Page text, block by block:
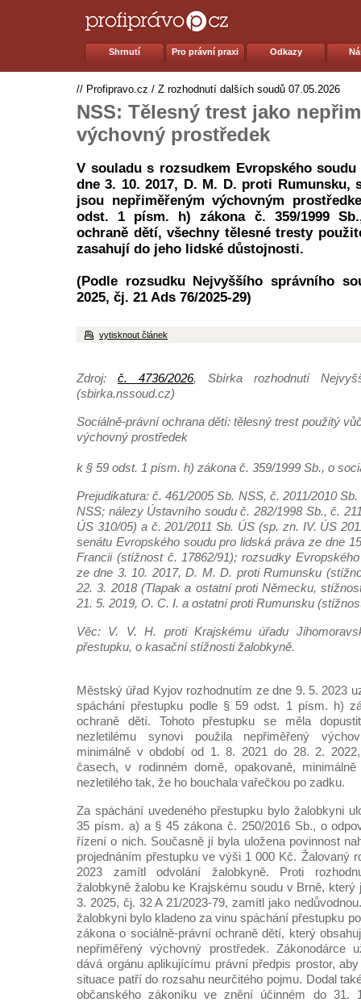
Shrnutí Pro právní praxi Odkazy
// Profipravo.cz / Z rozhodnutí dalších soudů 07.05.2026
NSS: Tělesný trest jako
výchovný prostředek
V souladu s rozsudkem Evropského
dne 3. 10. 2017, D. M. D. proti Rumunsku,
jsou nepřiměřeným výchovným
odst. 1 písm. h) zákona č. 359/1999
ochraně dětí, všechny tělesné tresty
zasahují do jeho lidské důstojnosti.
(Podle rozsudku Nejvyššího správního
2025, čj. 21 Ads 76/2025-29)
vytisknout článek
Zdroj: č. 4736/2026, Sbírka rozhodnutí
(sbirka.nssoud.cz)
Sociálně-právní ochrana dětí: tělesný trest použitý
výchovný prostředek
k § 59 odst. 1 písm. h) zákona č. 359/1999 Sb., o
Prejudikatura: č. 461/2005 Sb. NSS, č. 2011/2010
NSS; nálezy Ústavního soudu č. 282/1998 Sb., č.
ÚS 310/05) a č. 201/2011 Sb. ÚS (sp. zn. IV. ÚS
senátu Evropského soudu pro lidská práva ze dne
Francii (stížnost č. 17862/91); rozsudky
ze dne 3. 10. 2017, D. M. D. proti Rumunsku
22. 3. 2018 (Tlapak a ostatní proti Německu,
21. 5. 2019, O. C. I. a ostatní proti Rumunsku
Věc: V. V. H. proti Krajskému úřadu
přestupku, o kasační stížnosti žalobkyně.
Městský úřad Kyjov rozhodnutím ze dne 9. 5. 2023
spáchání přestupku podle § 59 odst. 1 písm. h)
ochraně dětí. Tohoto přestupku se měla
nezletilému synovi použila nepřiměřený
minimálně v období od 1. 8. 2021 do 28. 2.
časech, v rodinném domě, opakovaně,
nezletilého tak, že ho bouchala vařečkou po zadku.
Za spáchání uvedeného přestupku bylo žalobkyni
35 písm. a) a § 45 zákona č. 250/2016 Sb., o
řízení o nich. Současně jí byla uložena povinnost
projednáním přestupku ve výši 1 000 Kč. Žalovaný
2023 zamítl odvolání žalobkyně. Proti
žalobkyně žalobu ke Krajskému soudu v Brně,
3. 2025, čj. 32 A 21/2023-79, zamítl jako
žalobkyni bylo kladeno za vinu spáchání přestupku
zákona o sociálně-právní ochraně dětí, který
nepřiměřený výchovný prostředek. Zákonodárce
dává orgánu aplikujícímu právní předpis prostor,
situace patří do rozsahu neurčitého pojmu. Dodal
občanského zákoníku ve znění účinném do 31.